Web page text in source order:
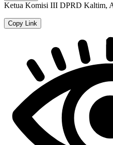
Ketua Komisi III DPRD Kaltim,
Copy Link